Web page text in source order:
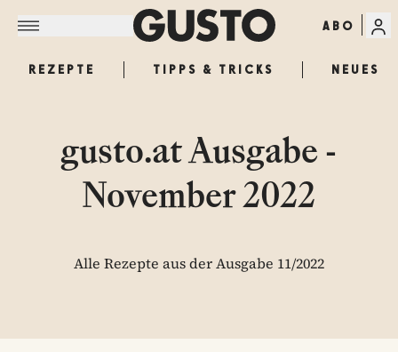
ABO
REZEPTE TIPPS & TRICKS NEUES
gusto.at Ausgabe -
November 2022
Alle Rezepte aus der Ausgabe 11/2022